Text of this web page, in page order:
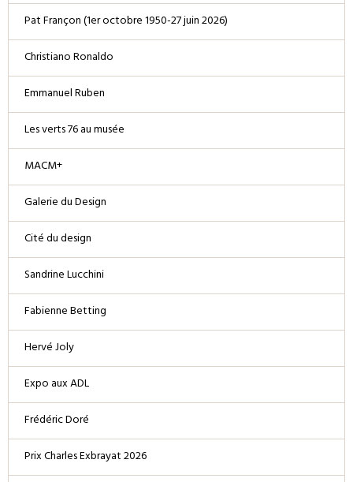
Pat Françon (1er octobre 1950-27 juin 2026)
Christiano Ronaldo
Emmanuel Ruben
Les verts 76 au musée
MACM+
Galerie du Design
Cité du design
Sandrine Lucchini
Fabienne Betting
Hervé Joly
Expo aux ADL
Frédéric Doré
Prix Charles Exbrayat 2026